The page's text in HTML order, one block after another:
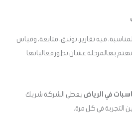
فيه تقارير، توثيق، متابعة، وقياس
بهالمرحلة عشان تطور فعالياتها
في الرياض يعطي الشركة شريك
في كل مرة.